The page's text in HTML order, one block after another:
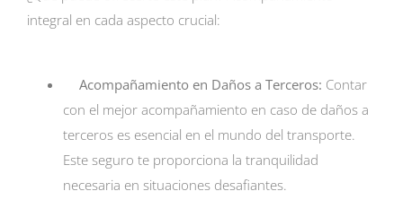
integral en cada aspecto crucial:
Acompañamiento en Daños a Terceros: Contar
con el mejor acompañamiento en caso de daños a
terceros es esencial en el mundo del transporte.
Este seguro te proporciona la tranquilidad
necesaria en situaciones desafiantes.